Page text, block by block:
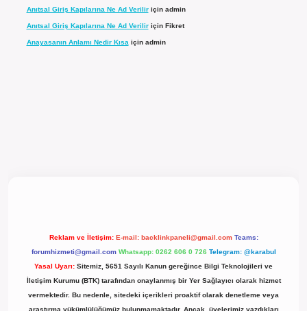
Anıtsal Giriş Kapılarına Ne Ad Veriliriçin admin
Anıtsal Giriş Kapılarına Ne Ad Veriliriçin Fikret
Anayasanın Anlamı Nedir Kısa için admin
Reklam ve İletişim: E-mail: backlinkpaneli@gmail.com Teams:
forumhizmeti@gmail.com Whatsapp: 0262 606 0 726 Telegram: @karabul
Yasal Uyarı: Sitemiz, 5651 Sayılı Kanun gereğince Bilgi Teknolojileri ve
İletişim Kurumu (BTK) tarafından onaylanmış bir Yer Sağlayıcı olarak hizmet
vermektedir. Bu nedenle, sitedeki içerikleri proaktif olarak denetleme veya
araştırma yükümlülüğümüz bulunmamaktadır. Ancak, üyelerimiz yazdıkları